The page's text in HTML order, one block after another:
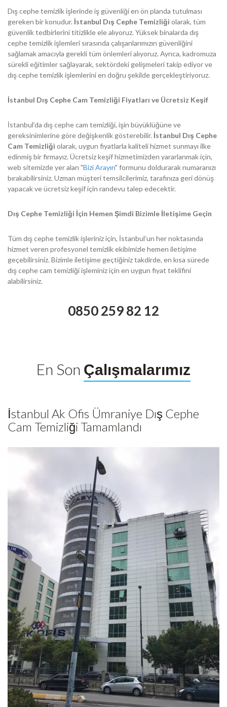
Dış cephe temizlik işlerinde iş güvenliği en ön planda tutulması
gereken bir konudur. İstanbul Dış Cephe Temizliği olarak, tüm
güvenlik tedbirlerini titizlikle ele alıyoruz. Yüksek binalarda dış
cephe temizlik işlemleri sırasında çalışanlarımızın güvenliğini
sağlamak amacıyla gerekli tüm önlemleri alıyoruz. Ayrıca, kadromuza
sürekli eğitimler sağlayarak, sektördeki gelişmeleri takip ediyor ve
dış cephe temizlik işlemlerini en doğru şekilde gerçekleştiriyoruz.
İstanbul Dış Cephe Cam Temizliği Fiyatları ve Ücretsiz Keşif
İstanbul’da dış cephe cam temizliği, işin büyüklüğüne ve
gereksinimlerine göre değişkenlik gösterebilir. İstanbul Dış Cephe
Cam Temizliği olarak, uygun fiyatlarla kaliteli hizmet sunmayı ilke
edinmiş bir firmayız. Ücretsiz keşif hizmetimizden yararlanmak için,
web sitemizde yer alan "Bizi Arayın" formunu doldurarak numaranızı
bırakabilirsiniz. Uzman müşteri temsilcilerimiz, tarafınıza geri dönüş
yapacak ve ücretsiz keşif için randevu talep edecektir.
Dış Cephe Temizliği İçin Hemen Şimdi Bizimle İletişime Geçin
Tüm dış cephe temizlik işleriniz için, İstanbul’un her noktasında
hizmet veren profesyonel temizlik ekibimizle hemen iletişime
geçebilirsiniz. Bizimle iletişime geçtiğiniz takdirde, en kısa sürede
dış cephe cam temizliği işleminiz için en uygun fiyat teklifini
alabilirsiniz.
0850 259 82 12
En Son Çalışmalarımız
İstanbul Ak Ofis Ümraniye Dış Cephe
Cam Temizliği Tamamlandı